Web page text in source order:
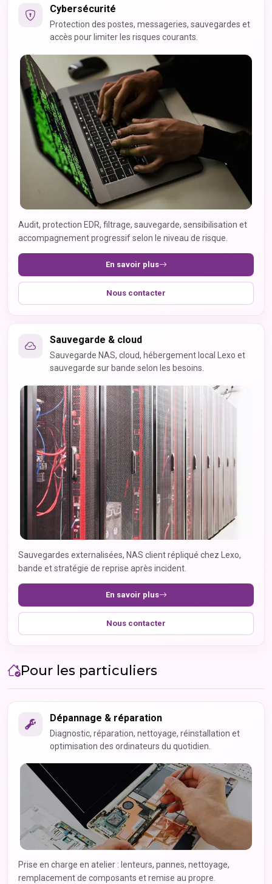
Cybersécurité
Protection des postes, messageries, sauvegardes et
accès pour limiter les risques courants.
Audit, protection EDR, filtrage, sauvegarde, sensibilisation et
accompagnement progressif selon le niveau de risque.
En savoir plus
Nous contacter
Sauvegarde & cloud
Sauvegarde NAS, cloud, hébergement local Lexo et
sauvegarde sur bande selon les besoins.
Sauvegardes externalisées, NAS client répliqué chez Lexo,
bande et stratégie de reprise après incident.
En savoir plus
Nous contacter
Pour les particuliers
Dépannage & réparation
Diagnostic, réparation, nettoyage, réinstallation et
optimisation des ordinateurs du quotidien.
Prise en charge en atelier : lenteurs, pannes, nettoyage,
remplacement de composants et remise au propre.